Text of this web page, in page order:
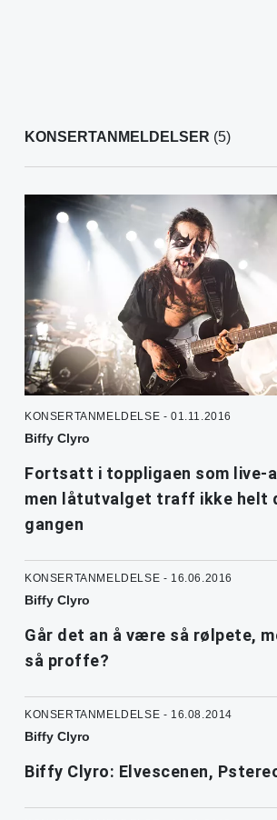
KONSERTANMELDELSER (5)
KONSERTANMELDELSE - 01.11.2016
Biffy Clyro
Fortsatt i toppligaen som live-
men låtutvalget traff ikke helt
gangen
KONSERTANMELDELSE - 16.06.2016
Biffy Clyro
Går det an å være så rølpete,
så proffe?
KONSERTANMELDELSE - 16.08.2014
Biffy Clyro
Biffy Clyro: Elvescenen,